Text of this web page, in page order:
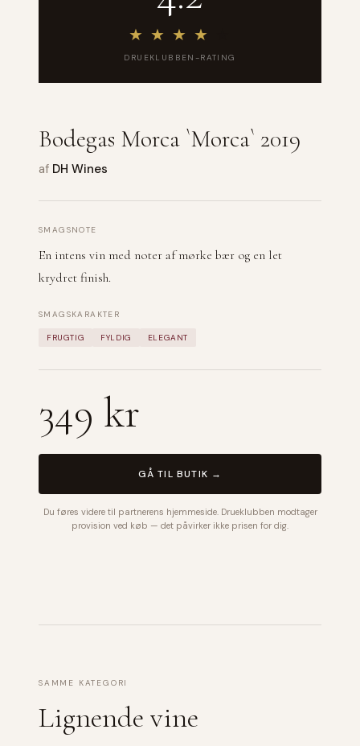
★ ★ ★ ★
DRUEKLUBBEN-RATING
Bodegas Morca `Morca` 2019
af DH Wines
SMAGSNOTE
En intens vin med noter af mørke bær og en let
krydret finish.
SMAGSKARAKTER
FRUGTIG FYLDIG ELEGANT
349 kr
GÅ TIL BUTIK →
Du føres videre til partnerens hjemmeside. Drueklubben modtager
provision ved køb — det påvirker ikke prisen for dig.
SAMME KATEGORI
Lignende vine